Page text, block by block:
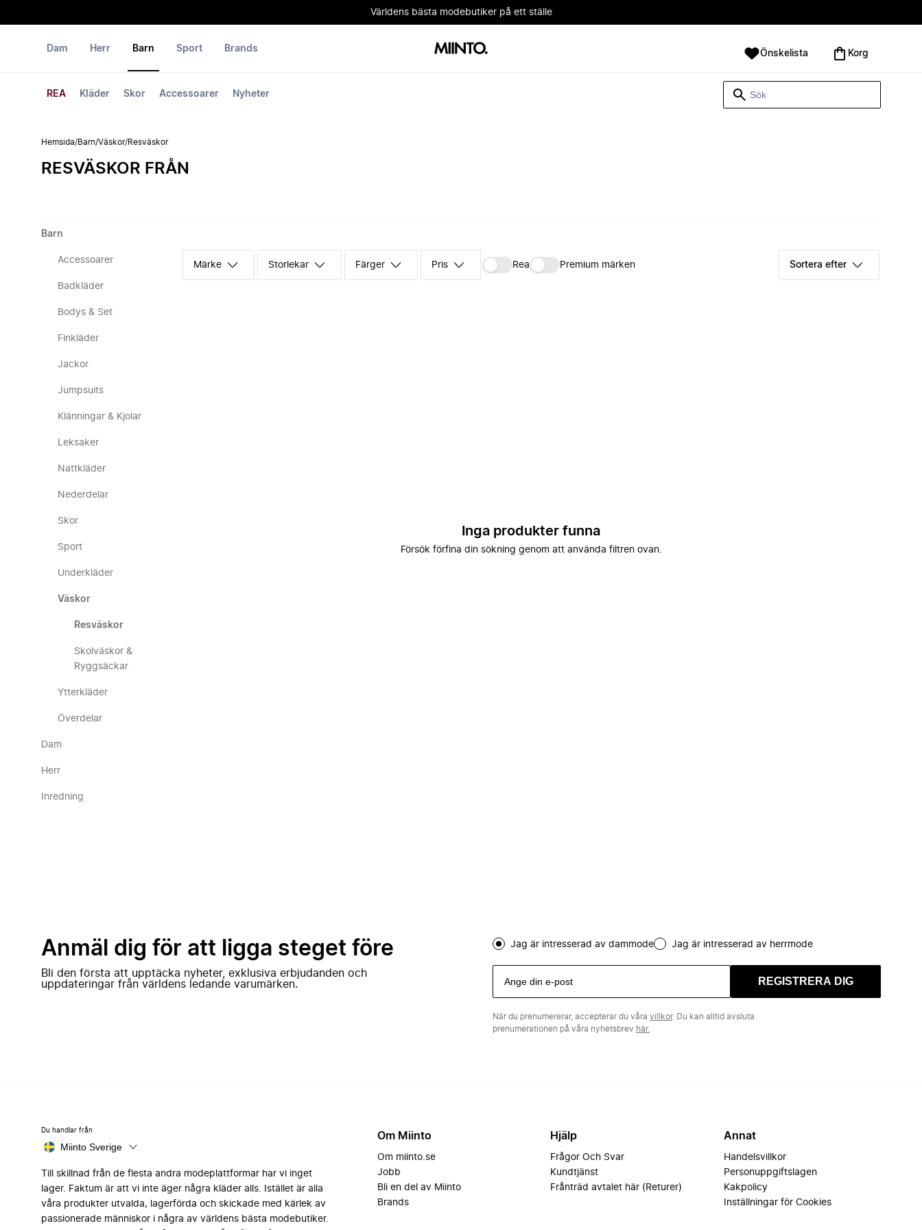
Världens bästa modebutiker på ett ställe
Dam Herr Barn
REA Kläder Skor Accessoarer Nyheter
Sport Brands Önskelista Korg
Hemsida/Barn/Väskor/Resväskor
RESVÄSKOR FRÅN
Barn
Accessoarer
Badkläder
Bodys & Set
Finkläder
Jackor
Jumpsuits
Klänningar & Kjolar
Leksaker
Nattkläder
Nederdelar
Skor
Sport
Underkläder
Väskor
Resväskor
Skolväskor &
Ryggsäckar
Ytterkläder
Överdelar
Dam
Herr
Inredning
Märke Storlekar Färger Pris Rea Premium märken Sortera efter
Inga produkter funna
Försök förfina din sökning genom att använda filtren ovan.
Anmäl dig för att ligga steget före
Bli den första att upptäcka nyheter, exklusiva erbjudanden och
uppdateringar från världens ledande varumärken.
Jag är intresserad av dammode Jag är intresserad av herrmode
REGISTRERA DIG
När du prenumererar, accepterar du våra villkor. Du kan alltid avsluta
prenumerationen på våra nyhetsbrev här.
Du handlar från
Miinto Sverige
Till skillnad från de flesta andra modeplattformar har vi inget
lager. Faktum är att vi inte äger några kläder alls. Istället är alla
våra produkter utvalda, lagerförda och skickade med kärlek av
passionerade människor i några av världens bästa modebutiker.
Om Miinto
Om miinto.se
Jobb
Bli en del av Miinto
Brands
Hjälp
Frågor Och Svar
Kundtjänst
Frånträd avtalet här (Returer)
Annat
Handelsvillkor
Personuppgiftslagen
Kakpolicy
Inställningar för Cookies